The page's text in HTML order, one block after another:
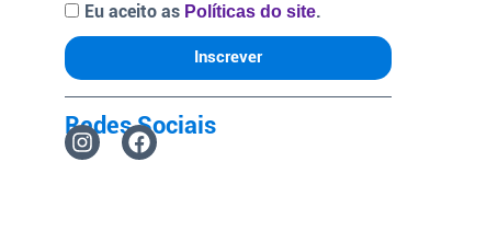
Eu aceito as Políticas do site.
Inscrever
Redes Sociais